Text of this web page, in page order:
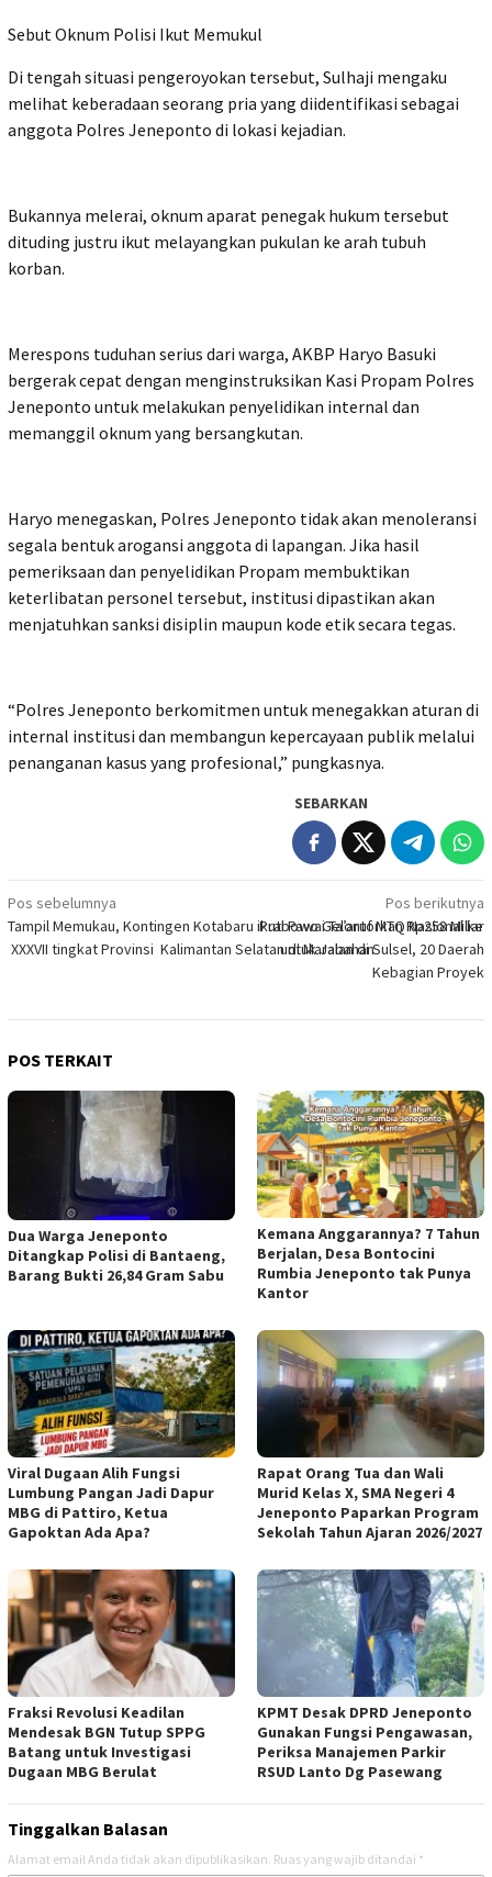
Sebut Oknum Polisi Ikut Memukul
Di tengah situasi pengeroyokan tersebut, Sulhaji mengaku
melihat keberadaan seorang pria yang diidentifikasi sebagai
anggota Polres Jeneponto di lokasi kejadian.
Bukannya melerai, oknum aparat penegak hukum tersebut
dituding justru ikut melayangkan pukulan ke arah tubuh
korban.
Merespons tuduhan serius dari warga, AKBP Haryo Basuki
bergerak cepat dengan menginstruksikan Kasi Propam Polres
Jeneponto untuk melakukan penyelidikan internal dan
memanggil oknum yang bersangkutan.
Haryo menegaskan, Polres Jeneponto tidak akan menoleransi
segala bentuk arogansi anggota di lapangan. Jika hasil
pemeriksaan dan penyelidikan Propam membuktikan
keterlibatan personel tersebut, institusi dipastikan akan
menjatuhkan sanksi disiplin maupun kode etik secara tegas.
“Polres Jeneponto berkomitmen untuk menegakkan aturan di
internal institusi dan membangun kepercayaan publik melalui
penanganan kasus yang profesional,” pungkasnya.
SEBARKAN
Navigasi
pos
Pos sebelumnya
Tampil Memukau, Kontingen Kotabaru ikuti Pawai Ta’aruf MTQ Nasional ke
XXXVII tingkat Provinsi Kalimantan Selatan di Marabahan
Pos berikutnya
Prabowo Gelontorkan Rp258 Miliar
untuk Jalan di Sulsel, 20 Daerah
Kebagian Proyek
POS TERKAIT
Dua Warga Jeneponto
Ditangkap Polisi di Bantaeng,
Barang Bukti 26,84 Gram Sabu
Kemana Anggarannya? 7 Tahun
Berjalan, Desa Bontocini
Rumbia Jeneponto tak Punya
Kantor
Viral Dugaan Alih Fungsi
Lumbung Pangan Jadi Dapur
MBG di Pattiro, Ketua
Gapoktan Ada Apa?
Rapat Orang Tua dan Wali
Murid Kelas X, SMA Negeri 4
Jeneponto Paparkan Program
Sekolah Tahun Ajaran 2026/2027
Fraksi Revolusi Keadilan
Mendesak BGN Tutup SPPG
Batang untuk Investigasi
Dugaan MBG Berulat
KPMT Desak DPRD Jeneponto
Gunakan Fungsi Pengawasan,
Periksa Manajemen Parkir
RSUD Lanto Dg Pasewang
Tinggalkan Balasan
Alamat email Anda tidak akan dipublikasikan. Ruas yang wajib ditandai *